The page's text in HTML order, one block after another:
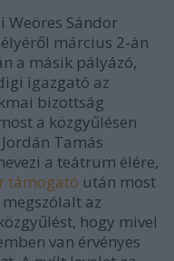
Weöres Sándor
március 2-án
a másik pályázó,
igazgató az
bizottság
a közgyűlésen
Tamás
a teátrum élére,
támogató után most
az
hogy mivel
van érvényes